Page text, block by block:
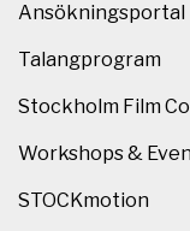
Ansökningsportal
Talangprogram
Stockholm Film
Workshops &
STOCKmotion